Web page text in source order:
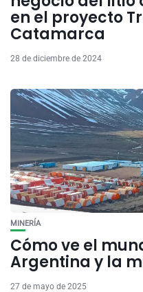
en el proyecto
Catamarca
28 de diciembre de 2024
MINERÍA
Cómo ve el
Argentina y la
27 de mayo de 2025